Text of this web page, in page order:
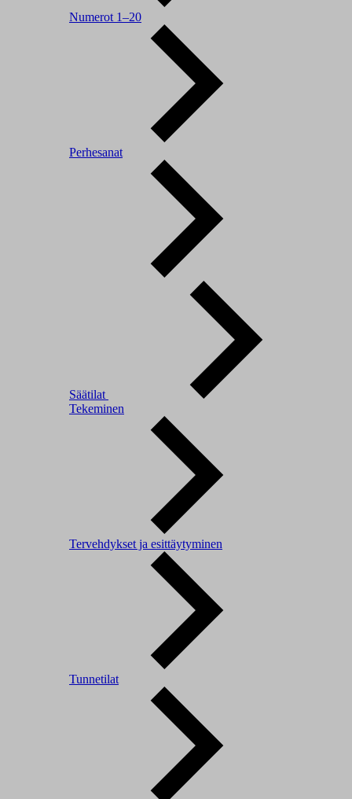
Numerot 1–20
Perhesanat
Säätilat
Tekeminen
Tervehdykset ja esittäytyminen
Tunnetilat